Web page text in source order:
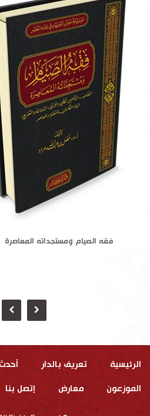
فقه الصيام ومستجداته
الرئيسية تعريف بالدار
الموزعون معارض إتصل بنا